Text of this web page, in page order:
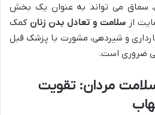
سماق می تواند به عنوان یک بخش
از سلامت و تعادل بدن زنان کمک
و شیردهی، مشورت با پزشک قبل
ضروری است.
مردان: تقویت